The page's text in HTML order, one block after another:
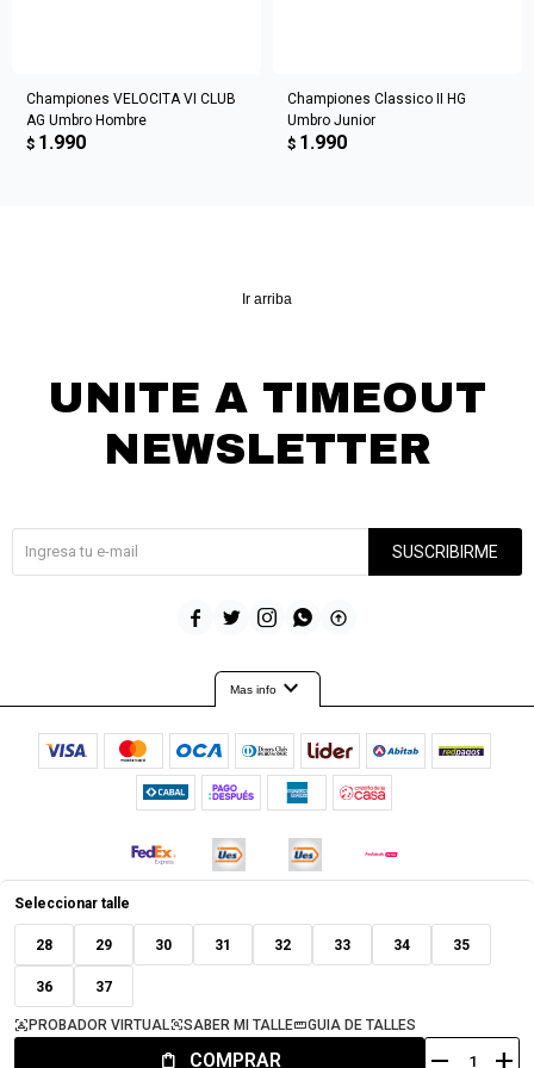
Seleccionar talle
28 29 30 31 32 33 34 35
36 37
PROBADOR VIRTUAL SABER MI TALLE GUIA DE TALLES
COMPRAR remove add
Championes VELOCITA VI CLUB
AG Umbro Hombre
$ 1.990
Championes Classico II HG
Umbro Junior
$ 1.990
Ir arriba
UNITE A TIMEOUT
NEWSLETTER
SUSCRIBIRME
    
Mas infoexpand_more
© Copyright 2026 / Timeout